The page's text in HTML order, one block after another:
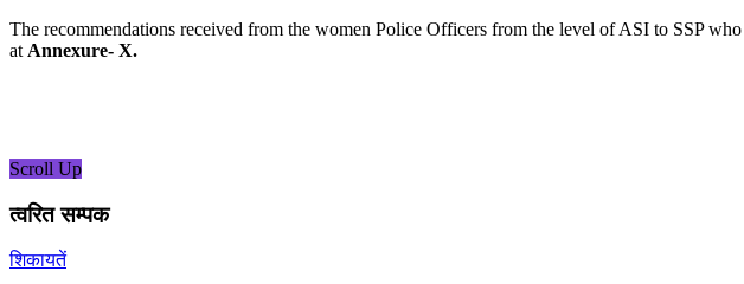
The recommendations received from the women Police Officers from the level of ASI to SSP
at Annexure- X.
Scroll Up
त्वरित सम्पक
शिकायतें